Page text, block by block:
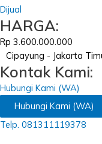
Dijual
HARGA:
Rp 3.600.000.000
Cipayung - Jakarta
Kontak Kami:
Hubungi Kami (WA)
Hubungi Kami (WA)
Telp. 081311119378